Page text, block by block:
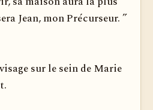
Jean, mon Précurseur. ”
sur le sein de Marie